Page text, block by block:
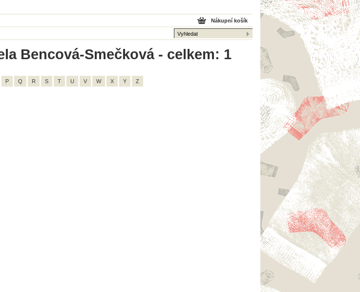
Nákupní košík
Bencová-Smečková - celkem: 1
P Q R S T U V W X Y Z